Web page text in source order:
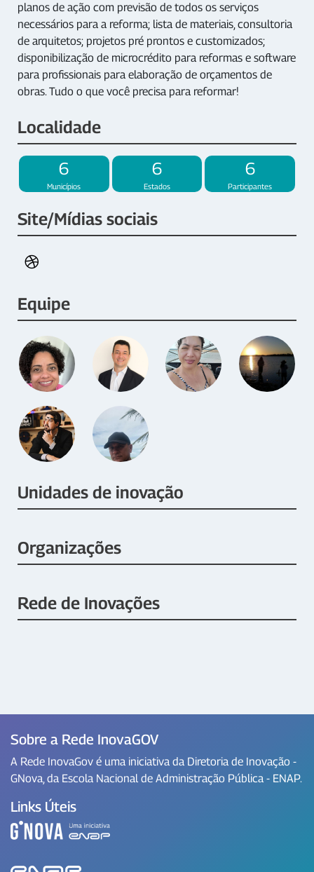
planos de ação com previsão de todos os serviços
necessários para a reforma; lista de materiais, consultoria
de arquitetos; projetos pré prontos e customizados;
disponibilização de microcrédito para reformas e software
para profissionais para elaboração de orçamentos de
obras. Tudo o que você precisa para reformar!
Localidade
6
Municípios
6
Estados
6
Participantes
Site/Mídias sociais
Equipe
Unidades de inovação
Organizações
Rede de Inovações
Sobre a Rede InovaGOV
A Rede InovaGov é uma iniciativa da Diretoria de Inovação -
GNova, da Escola Nacional de Administração Pública - ENAP.
Links Úteis